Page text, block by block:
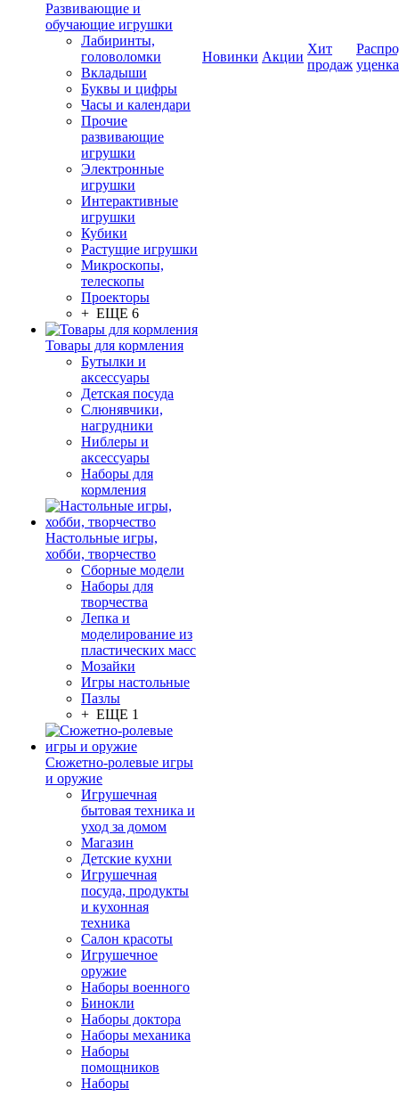
Развивающие и
обучающие игрушки
Лабиринты,
головоломки
Вкладыши
Буквы и цифры
Часы и календари
Прочие
развивающие
игрушки
Электронные
игрушки
Интерактивные
игрушки
Кубики
Растущие игрушки
Микроскопы,
телескопы
Проекторы
+ ЕЩЕ 6
Товары для кормления
Бутылки и
аксессуары
Детская посуда
Слюнявчики,
нагрудники
Ниблеры и
аксессуары
Наборы для
кормления
Настольные игры,
хобби, творчество
Сборные модели
Наборы для
творчества
Лепка и
моделирование из
пластических масс
Мозайки
Игры настольные
Пазлы
+ ЕЩЕ 1
Сюжетно-ролевые игры
и оружие
Игрушечная
бытовая техника и
уход за домом
Магазин
Детские кухни
Игрушечная
посуда, продукты
и кухонная
техника
Салон красоты
Игрушечное
оружие
Наборы военного
Бинокли
Наборы доктора
Наборы механика
Наборы
помощников
Наборы
Новинки Акции
Хит
продаж уценка